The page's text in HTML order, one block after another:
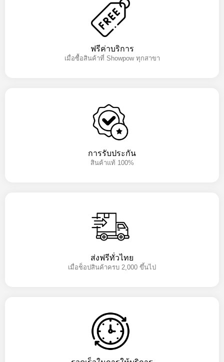
ฟรีค่าบริการ
เมื่อซื้อสินค้าที่ Showpow ทุกสาขา
การรับประกัน
สินค้าแท้ 100%
ส่งฟรีทั่วไทย
เมื่อช็อปสินค้าครบ 2,000 ขึ้นไป